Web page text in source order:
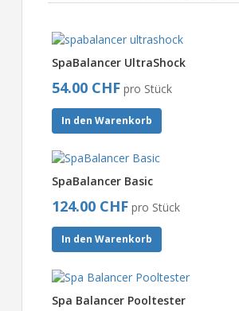
SpaBalancer UltraShock
54.00 CHF pro Stück
In den Warenkorb
SpaBalancer Basic
124.00 CHF pro Stück
In den Warenkorb
Spa Balancer Pooltester